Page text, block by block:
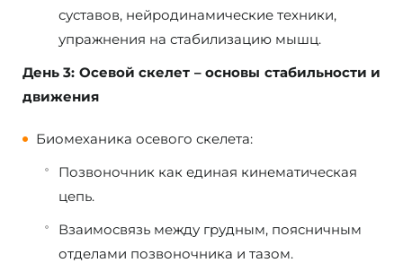
суставов, нейродинамические техники,
упражнения на стабилизацию мышц.
День 3: Осевой скелет – основы стабильности и
движения
Биомеханика осевого скелета:
Позвоночник как единая кинематическая
цепь.
Взаимосвязь между грудным, поясничным
отделами позвоночника и тазом.